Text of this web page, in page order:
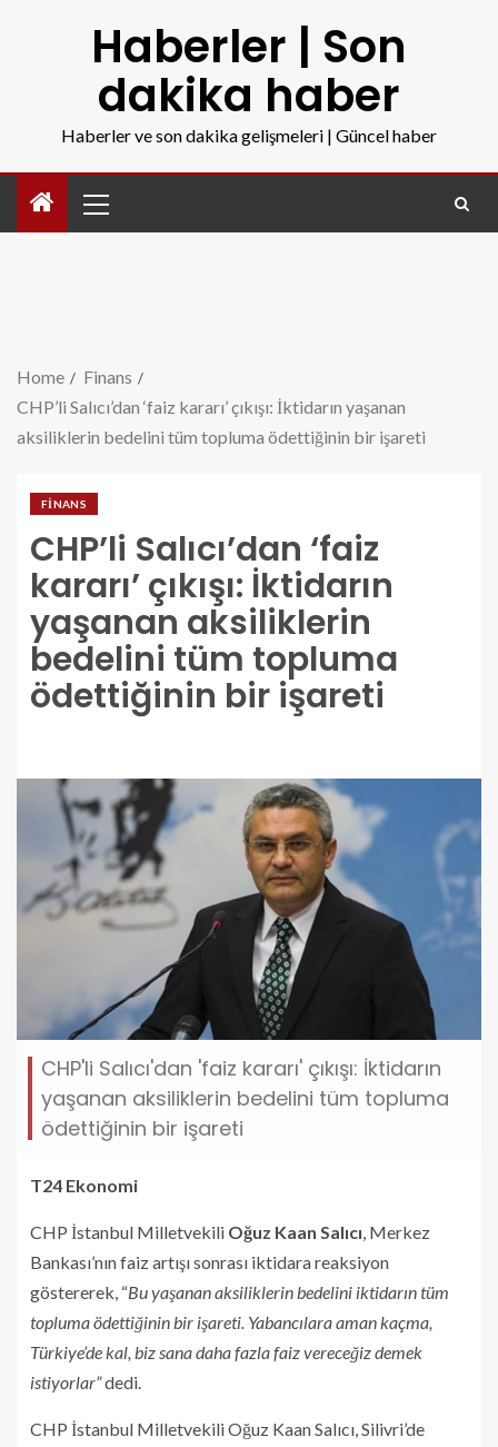
Haberler | Son
dakika haber
Haberler ve son dakika gelişmeleri | Güncel haber
Home
Finans
CHP’li Salıcı’dan ‘faiz kararı’ çıkışı: İktidarın yaşanan
aksiliklerin bedelini tüm topluma ödettiğinin bir işareti
FINANS
CHP’li Salıcı’dan ‘faiz
kararı’ çıkışı: İktidarın
yaşanan aksiliklerin
bedelini tüm topluma
ödettiğinin bir işareti
CHP'li Salıcı'dan 'faiz kararı' çıkışı: İktidarın
yaşanan aksiliklerin bedelini tüm topluma
ödettiğinin bir işareti
T24 Ekonomi
CHP İstanbul Milletvekili Oğuz Kaan Salıcı, Merkez
Bankası’nın faiz artışı sonrası iktidara reaksiyon
göstererek, “Bu yaşanan aksiliklerin bedelini iktidarın tüm
topluma ödettiğinin bir işareti. Yabancılara aman kaçma,
Türkiye’de kal, biz sana daha fazla faiz vereceğiz demek
istiyorlar”dedi.
CHP İstanbul Milletvekili Oğuz Kaan Salıcı, Silivri’de